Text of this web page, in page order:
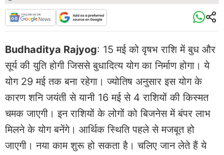
Budhaditya Rajyog: 15 मई को वृषभ राशि में बुध और
सूर्य की युति होगी जिससे बुधादित्य योग का निर्माण होगा। ये
योग 29 मई तक बना रहेगा। ज्योतिष अनुसार इस योग के
कारण शनि जयंती से यानी 16 मई से 4 राशियों की किस्मत
चमक जाएगी। इन राशियों के लोगों को बिजनेस में बंपर लाभ
मिलने के योग बनेंगे। आर्थिक स्थिति पहले से मजबूत हो
जाएगी। नया काम शुरू हो सकता है। चलिए जान लेते हैं ये